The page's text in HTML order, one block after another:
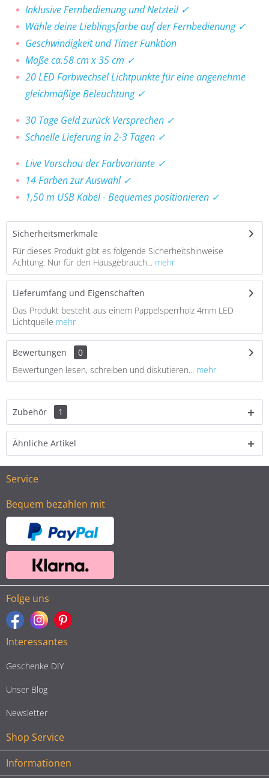
Inklusive Fernbedienung und Netzteil ✓
Wähle deine Lieblingsfarbe auf der Fernbedienung ✓
Geschwindigkeit und Timer Funktion
Maße ca.58 cm x 35 cm ✓
20 LED Farbwechsel Lichtpunkte für eine angenehme
gleichmäßige Beleuchtung ✓
30 Tage Geld zurück Versprechen ✓
Schnelle Lieferung in 2-3 Tagen ✓
Live Vorschau der Farbvariante ✓
14 Farben zur Auswahl ✓
1,50 m USB Kabel - Bequemes positionieren ✓
Sicherheitsmerkmale
Für dieses Produkt gibt es folgende Sicherheitshinweise
Achtung: Nur für den Hausgebrauch... mehr
Lieferumfang und Eigenschaften
Das Produkt besteht aus einem Pappelsperrholz 4mm LED
Lichtquelle mehr
Bewertungen
0
Bewertungen lesen, schreiben und diskutieren... mehr
Zubehör 1
Ähnliche Artikel
Service
Bequem bezahlen mit
Folge uns
Interessantes
Geschenke DIY
Unser Blog
Newsletter
Shop Service
Informationen